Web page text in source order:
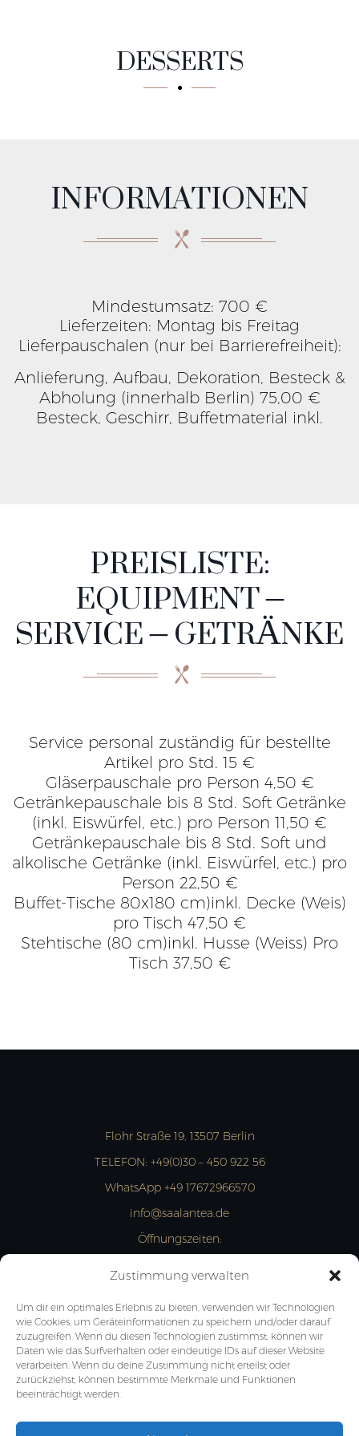
Zustimmung verwalten
Um dir ein optimales Erlebnis zu bieten, verwenden wir Technologien
wie Cookies, um Geräteinformationen zu speichern und/oder darauf
zuzugreifen. Wenn du diesen Technologien zustimmst, können wir
Daten wie das Surfverhalten oder eindeutige IDs auf dieser Website
verarbeiten. Wenn du deine Zustimmung nicht erteilst oder
zurückziehst, können bestimmte Merkmale und Funktionen
beeinträchtigt werden.
DESSERTS
INFORMATIONEN
Mindestumsatz: 700 €
Lieferzeiten: Montag bis Freitag
Lieferpauschalen (nur bei Barrierefreiheit):
Anlieferung, Aufbau, Dekoration, Besteck &
Abholung (innerhalb Berlin) 75,00 €
Besteck, Geschirr, Buffetmaterial inkl.
PREISLISTE:
EQUIPMENT –
SERVICE – GETRÄNKE
Service personal zuständig für bestellte
Artikel pro Std. 15 €
Gläserpauschale pro Person 4,50 €
Getränkepauschale bis 8 Std. Soft Getränke
(inkl. Eiswürfel, etc.) pro Person 11,50 €
Getränkepauschale bis 8 Std. Soft und
alkolische Getränke (inkl. Eiswürfel, etc.) pro
Person 22,50 €
Buffet-Tische 80x180 cm)inkl. Decke (Weis)
pro Tisch 47,50 €
Stehtische (80 cm)inkl. Husse (Weiss) Pro
Tisch 37,50 €
Flohr Straße 19, 13507 Berlin
TELEFON: +49(0)30 – 450 922 56
WhatsApp +49 17672966570
info@saalantea.de
Öffnungszeiten: